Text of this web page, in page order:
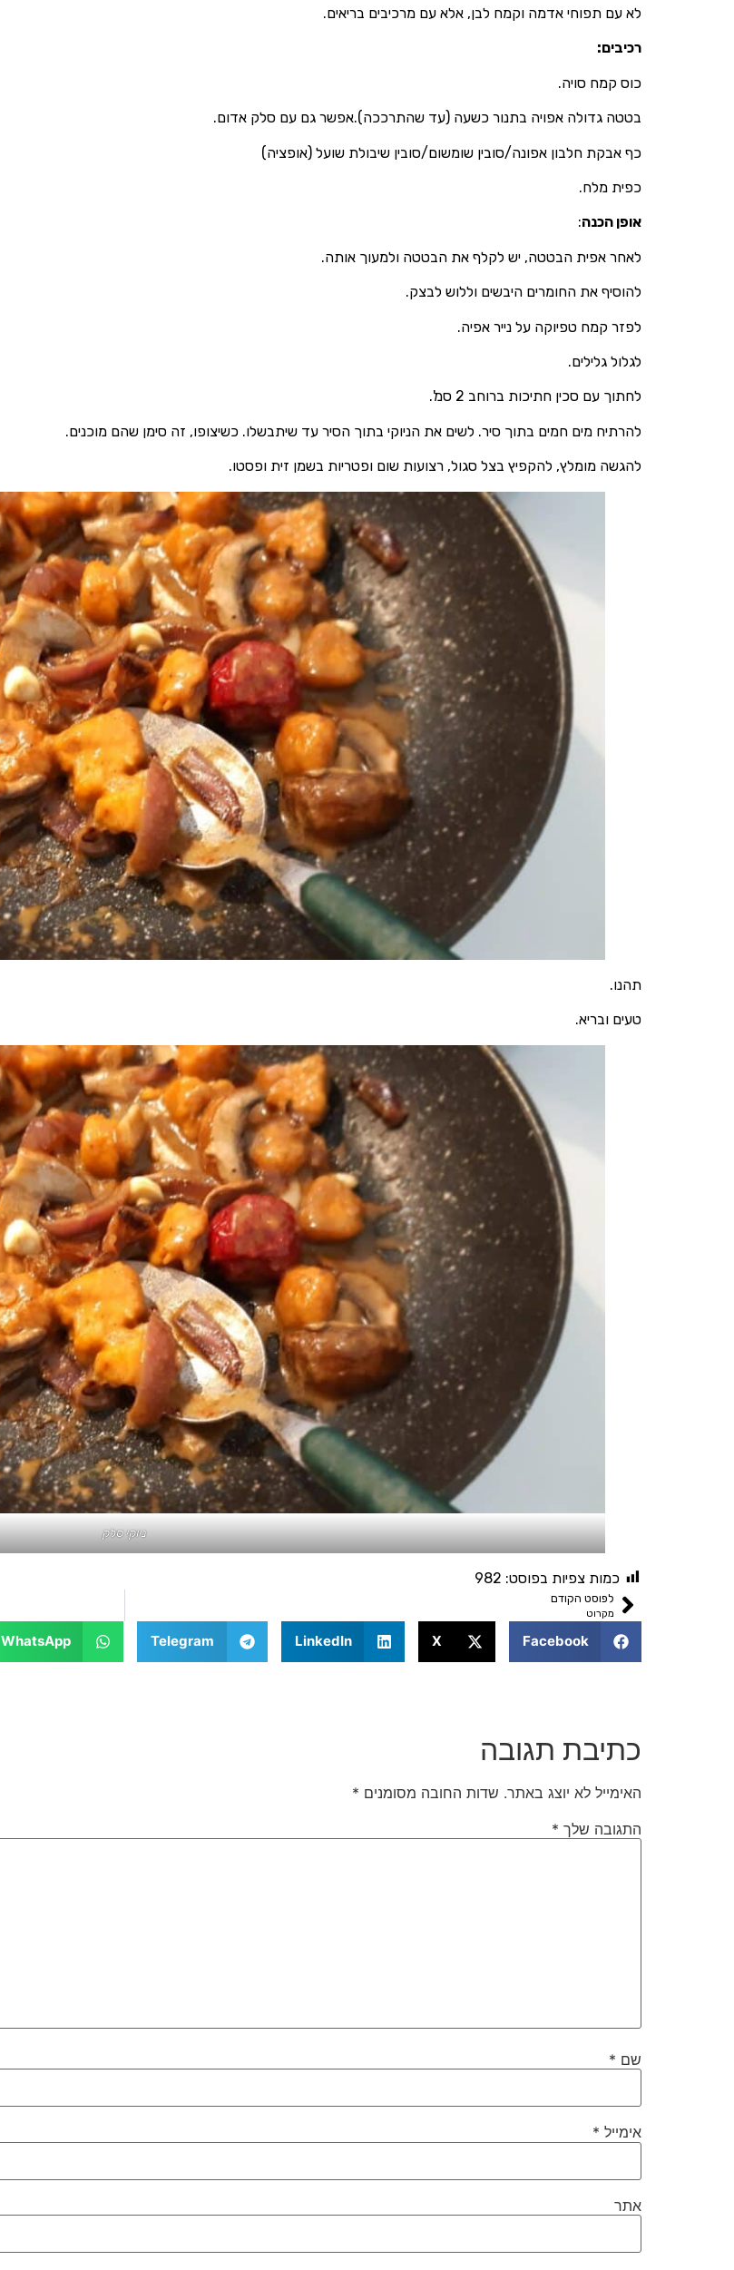
לא עם תפוחי אדמה וקמח לבן, אלא עם מרכיבים בריאים.
רכיבים:
כוס קמח סויה.
בטטה גדולה אפויה בתנור כשעה (עד שהתרככה).אפשר גם עם סלק אדום.
כף אבקת חלבון אפונה/סובין שומשום/סובין שיבולת שועל (אופציה)
כפית מלח.
אופן הכנה:
לאחר אפית הבטטה, יש לקלף את הבטטה ולמעוך אותה.
להוסיף את החומרים היבשים וללוש לבצק.
לפזר קמח טפיוקה על נייר אפיה.
לגלול גלילים.
לחתוך עם סכין חתיכות ברוחב 2 סמ'.
להרתיח מים חמים בתוך סיר. לשים את הניוקי בתוך הסיר עד שיתבשלו. כשיצופו, זה סימן שהם מוכנים.
להגשה מומלץ, להקפיץ בצל סגול, רצועות שום ופטריות בשמן זית ופסטו.
תהנו.
טעים ובריא.
ניוקי סלק
כמות צפיות בפוסט: 982
לפוסט הקודם
מקרוט
Facebook
X
LinkedIn
Telegram
WhatsApp
כתיבת תגובה
האימייל לא יוצג באתר. שדות החובה מסומנים *
התגובה שלך *
שם *
אימייל *
אתר